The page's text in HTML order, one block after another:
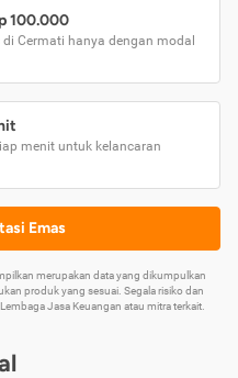
100.000
Cermati hanya dengan modal
menit untuk kelancaran
Emas
merupakan data yang dikumpulkan
produk yang sesuai. Segala risiko dan
Jasa Keuangan atau mitra terkait.